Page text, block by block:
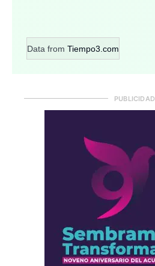
Data from Tiempo3.com
PUBLICIDAD